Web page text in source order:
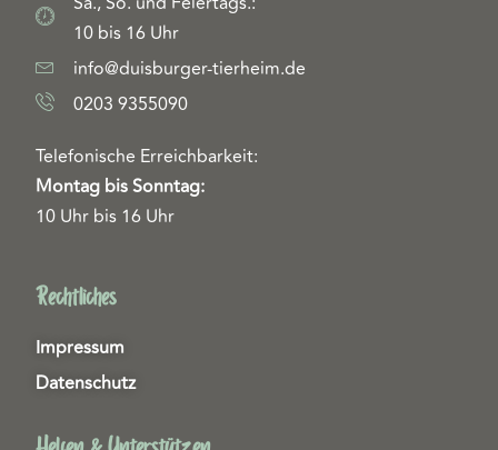
10 bis 16 Uhr
info@duisburger-tierheim.de
0203 9355090
Telefonische Erreichbarkeit:
Montag bis Sonntag:
10 Uhr bis 16 Uhr
Rechtliches
Impressum
Datenschutz